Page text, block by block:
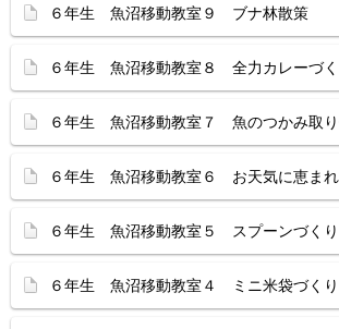
６年生 魚沼移動教室９ ブナ林散策
６年生 魚沼移動教室８ 全力カレーづく
６年生 魚沼移動教室７ 魚のつかみ取
６年生 魚沼移動教室６ お天気に恵ま
６年生 魚沼移動教室５ スプーンづくり
６年生 魚沼移動教室４ ミニ米袋づくり